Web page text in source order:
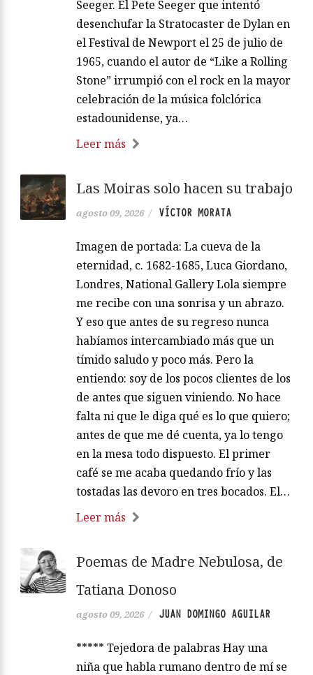
Seeger. El Pete Seeger que intentó
desenchufar la Stratocaster de Dylan en
el Festival de Newport el 25 de julio de
1965, cuando el autor de “Like a Rolling
Stone” irrumpió con el rock en la mayor
celebración de la música folclórica
estadounidense, ya…
Leer más
Las Moiras solo hacen su trabajo
agosto 09, 2026 / VÍCTOR MORATA
Imagen de portada: La cueva de la
eternidad, c. 1682-1685, Luca Giordano,
Londres, National Gallery Lola siempre
me recibe con una sonrisa y un abrazo.
Y eso que antes de su regreso nunca
habíamos intercambiado más que un
tímido saludo y poco más. Pero la
entiendo: soy de los pocos clientes de los
de antes que siguen viniendo. No hace
falta ni que le diga qué es lo que quiero;
antes de que me dé cuenta, ya lo tengo
en la mesa todo dispuesto. El primer
café se me acaba quedando frío y las
tostadas las devoro en tres bocados. El…
Leer más
Poemas de Madre Nebulosa, de
Tatiana Donoso
agosto 09, 2026 / JUAN DOMINGO AGUILAR
***** Tejedora de palabras Hay una
niña que habla rumano dentro de mí se